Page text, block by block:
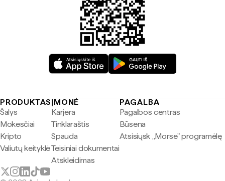
PRODUKTAS
Šalys
Mokesčiai
Kripto
Valiutų keityklė
ĮMONĖ
Karjera
Tinklaraštis
Spauda
Teisiniai dokumentai
Atskleidimas
PAGALBA
Pagalbos centras
Būsena
Atsisiųsk „Morse" programėlę